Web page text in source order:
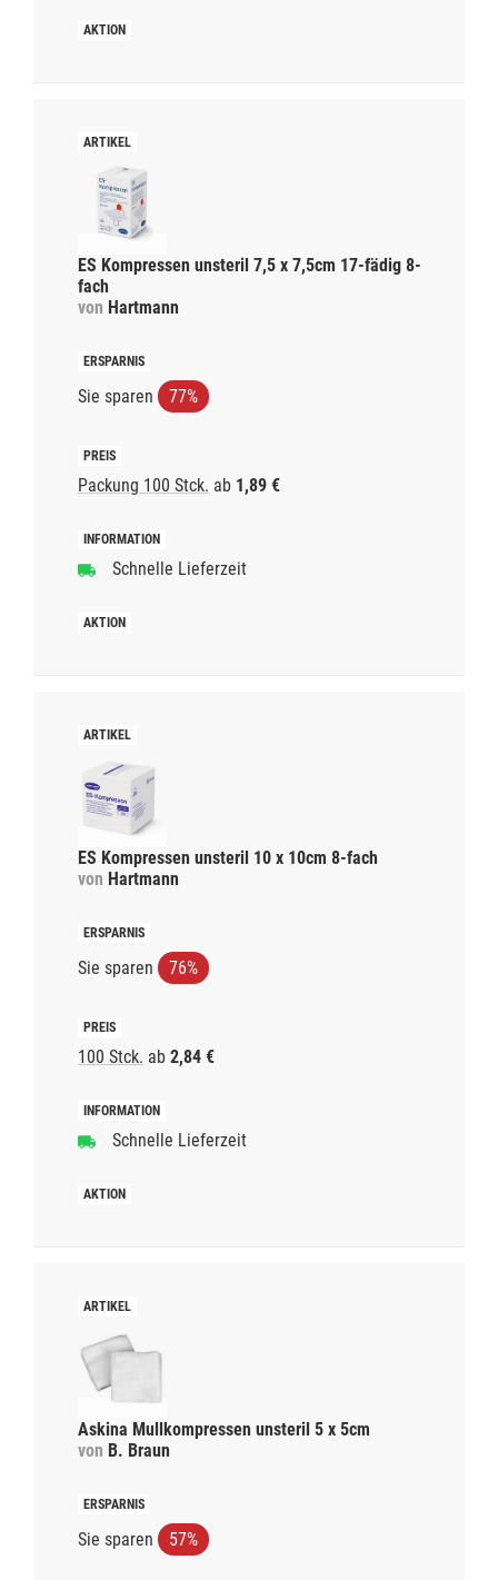
ES Kompressen unsteril 7,5 x 7,5cm 17-fädig 8-
fach
von Hartmann
Sie sparen 77%
Packung 100 Stck. ab 1,89 €
Schnelle Lieferzeit
ES Kompressen unsteril 10 x 10cm 8-fach
von Hartmann
Sie sparen 76%
100 Stck. ab 2,84 €
Schnelle Lieferzeit
Askina Mullkompressen unsteril 5 x 5cm
von B. Braun
Sie sparen 57%